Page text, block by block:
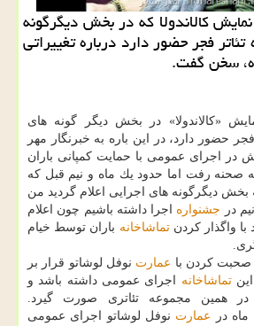
كالاندولا كه در بخش دیگرگونه
فجر حضور دارد درباره تغییراتی
سخن گفت.
«كالاندولا» در بخش دیگر گونه های
فجر حضور دارد، در این باره به خبرنگار مهر
در اجرای عمومی با حمایت كمپانی باران
صحنه رفت اما حدود یك ماه و نیم قبل كه
بخش دیگرگونه های اجرایی اعلام گردید من
در جشنواره اجرا داشته باشیم چون اعلام
واگذار كردنتماشاخانه باران توسط خیام
صحبت كردن با عمارت نوفل لوشاتو قرار بر
تماشاخانه اجرای عمومی داشته باشد و
همین مجموعه تئاتری صورت گیرد.
عمارت نوفل لوشاتو اجرای عمومی